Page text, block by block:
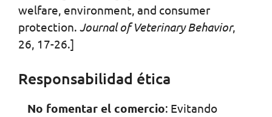
welfare, environment, and consumer
protection. Journal of Veterinary Behavior,
26, 17-26.]
Responsabilidad ética
No fomentar el comercio: Evitando